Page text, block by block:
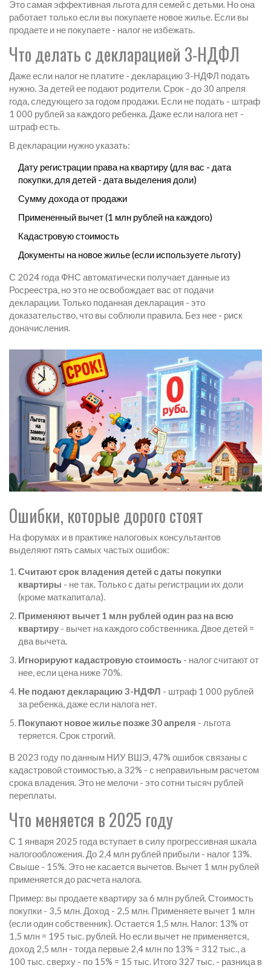
Это самая эффективная льгота для семей с детьми. Но она
работает только если вы покупаете новое жилье. Если вы
продаете и не покупаете - налог не избежать.
Что делать с декларацией 3-НДФЛ
Даже если налог не платите - декларацию 3-НДФЛ подать
нужно. За детей ее подают родители. Срок - до 30 апреля
года, следующего за годом продажи. Если не подать - штраф
1 000 рублей за каждого ребенка. Даже если налога нет -
штраф есть.
В декларации нужно указать:
Дату регистрации права на квартиру (для вас - дата
покупки, для детей - дата выделения доли)
Сумму дохода от продажи
Примененный вычет (1 млн рублей на каждого)
Кадастровую стоимость
Документы на новое жилье (если используете льготу)
С 2024 года ФНС автоматически получает данные из
Росреестра, но это не освобождает вас от подачи
декларации. Только поданная декларация - это
доказательство, что вы соблюли правила. Без нее - риск
доначисления.
Ошибки, которые дорого стоят
На форумах и в практике налоговых консультантов
выделяют пять самых частых ошибок:
Считают срок владения детей с даты покупки
квартиры - не так. Только с даты регистрации их доли
(кроме маткапитала).
Применяют вычет 1 млн рублей один раз на всю
квартиру - вычет на каждого собственника. Двое детей =
два вычета.
Игнорируют кадастровую стоимость - налог считают от
нее, если цена ниже 70%.
Не подают декларацию 3-НДФЛ - штраф 1 000 рублей
за ребенка, даже если налога нет.
Покупают новое жилье позже 30 апреля - льгота
теряется. Срок строгий.
В 2023 году по данным НИУ ВШЭ, 47% ошибок связаны с
кадастровой стоимостью, а 32% - с неправильным расчетом
срока владения. Это не мелочи - это сотни тысяч рублей
переплаты.
Что меняется в 2025 году
С 1 января 2025 года вступает в силу прогрессивная шкала
налогообложения. До 2,4 млн рублей прибыли - налог 13%.
Свыше - 15%. Это не касается вычетов. Вычет 1 млн рублей
применяется до расчета налога.
Пример: вы продаете квартиру за 6 млн рублей. Стоимость
покупки - 3,5 млн. Доход - 2,5 млн. Применяете вычет 1 млн
(если один собственник). Остается 1,5 млн. Налог: 13% от
1,5 млн = 195 тыс. рублей. Но если вычет не применяется,
доход 2,5 млн - тогда первые 2,4 млн по 13% = 312 тыс., а
100 тыс. сверху - по 15% = 15 тыс. Итого 327 тыс. - разница в